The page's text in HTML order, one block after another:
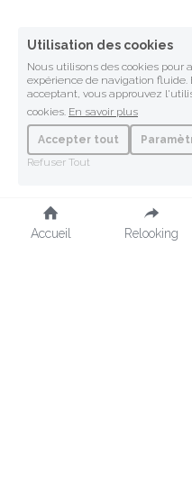
Accueil Relooking
Utilisation des cookies
Nous utilisons des cookies pour
expérience de navigation fluide.
acceptant, vous approuvez
cookies. En savoir plus
Accepter tout
Refuser Tout